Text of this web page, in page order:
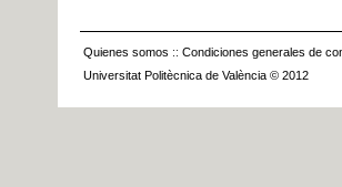
Quienes somos :: Condiciones generales de
Universitat Politècnica de València © 2012